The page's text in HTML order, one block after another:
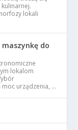
lokali
do
lokalom
urządzenia, …